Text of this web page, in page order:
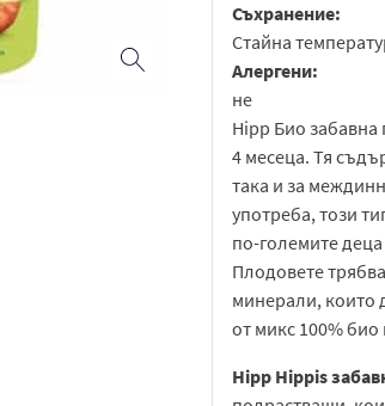
Съхранение:
Стайна
Алергени:
не
Hipp Био забавна
4 месеца. Тя
така и за
употреба, този
по-големите
Плодовете
минерали, които
от микс 100%
Hipp Hippis